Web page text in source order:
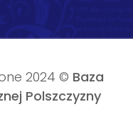
2024 © Baza
Polszczyzny